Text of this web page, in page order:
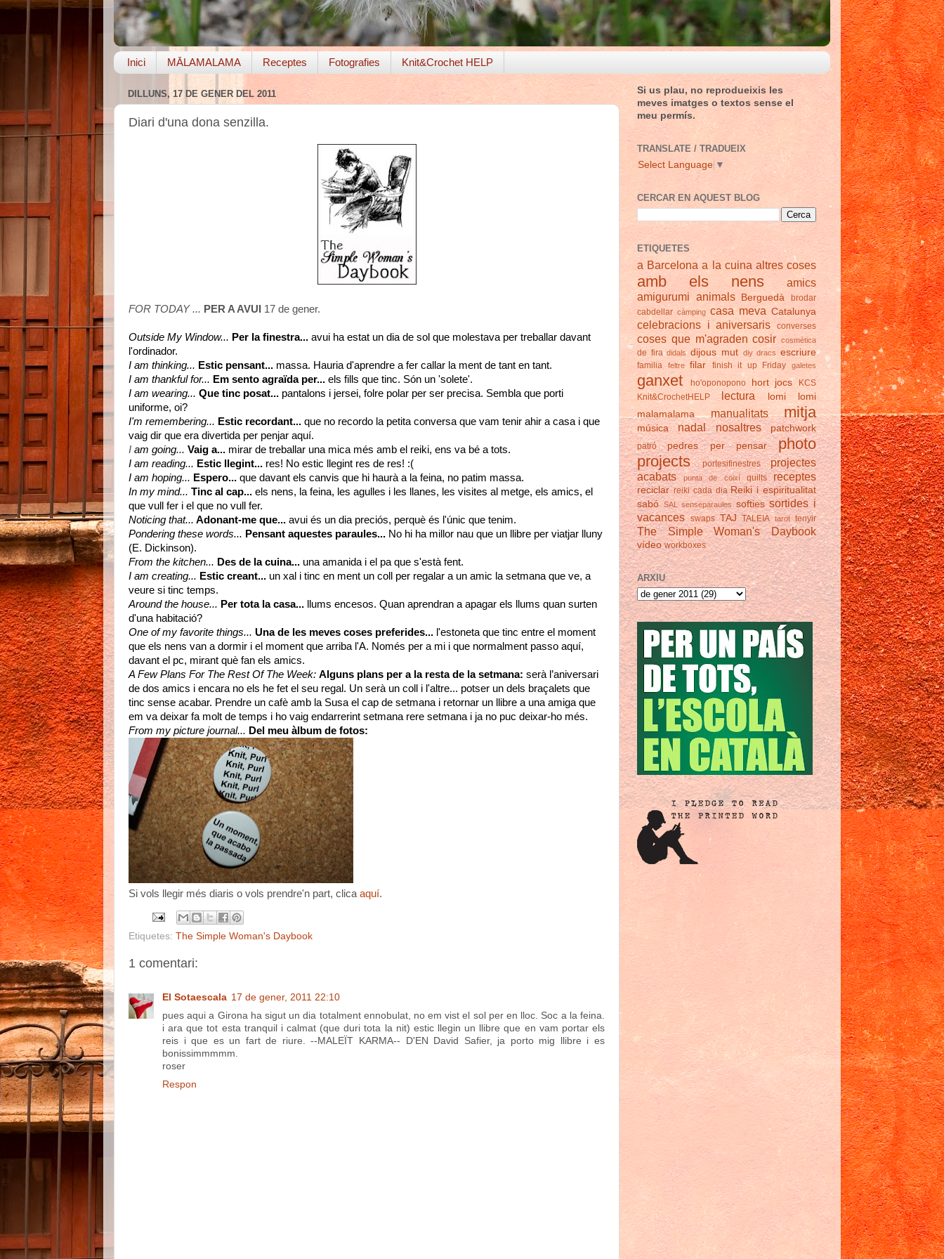
Inici MĀLAMALAMA Receptes Fotografies Knit&Crochet HELP
DILLUNS, 17 DE GENER DEL 2011
Diari d'una dona senzilla.
FOR TODAY ... PER A AVUI 17 de gener.
Outside My Window... Per la finestra... avui ha estat un dia de sol que molestava per treballar davant
l'ordinador.
I am thinking... Estic pensant... massa. Hauria d'aprendre a fer callar la ment de tant en tant.
I am thankful for... Em sento agraïda per... els fills que tinc. Són un 'solete'.
I am wearing... Que tinc posat... pantalons i jersei, folre polar per ser precisa. Sembla que porti
uniforme, oi?
I'm remembering... Estic recordant... que no recordo la petita conversa que vam tenir ahir a casa i que
vaig dir que era divertida per penjar aquí.
I am going... Vaig a... mirar de treballar una mica més amb el reiki, ens va bé a tots.
I am reading... Estic llegint... res! No estic llegint res de res! :(
I am hoping... Espero... que davant els canvis que hi haurà a la feina, no patim massa.
In my mind... Tinc al cap... els nens, la feina, les agulles i les llanes, les visites al metge, els amics, el
que vull fer i el que no vull fer.
Noticing that... Adonant-me que... avui és un dia preciós, perquè és l'únic que tenim.
Pondering these words... Pensant aquestes paraules... No hi ha millor nau que un llibre per viatjar lluny
(E. Dickinson).
From the kitchen... Des de la cuina... una amanida i el pa que s'està fent.
I am creating... Estic creant... un xal i tinc en ment un coll per regalar a un amic la setmana que ve, a
veure si tinc temps.
Around the house... Per tota la casa... llums encesos. Quan aprendran a apagar els llums quan surten
d'una habitació?
One of my favorite things... Una de les meves coses preferides... l'estoneta que tinc entre el moment
que els nens van a dormir i el moment que arriba l'A. Només per a mi i que normalment passo aquí,
davant el pc, mirant què fan els amics.
A Few Plans For The Rest Of The Week: Alguns plans per a la resta de la setmana: serà l’aniversari
de dos amics i encara no els he fet el seu regal. Un serà un coll i l'altre... potser un dels braçalets que
tinc sense acabar. Prendre un cafè amb la Susa el cap de setmana i retornar un llibre a una amiga que
em va deixar fa molt de temps i ho vaig endarrerint setmana rere setmana i ja no puc deixar-ho més.
From my picture journal... Del meu àlbum de fotos:
Si vols llegir més diaris o vols prendre'n part, clica aquí.
Etiquetes: The Simple Woman's Daybook
1 comentari:
El Sotaescala 17 de gener, 2011 22:10
pues aqui a Girona ha sigut un dia totalment ennobulat, no em vist el sol per en lloc. Soc a la feina.
i ara que tot esta tranquil i calmat (que duri tota la nit) estic llegin un llibre que en vam portar els
reis i que es un fart de riure. --MALEÏT KARMA-- D'EN David Safier, ja porto mig llibre i es
bonissimmmmm.
roser
Respon
Si us plau, no reprodueixis les
meves imatges o textos sense el
meu permís.
TRANSLATE / TRADUEIX
Select Language ▼
CERCAR EN AQUEST BLOG
ETIQUETES
a Barcelona a la cuina altres coses
amb els nens
amics
amigurumi animals Berguedà
brodar
cabdellar càmping casa meva Catalunya
celebracions i aniversaris converses
coses que m'agraden cosir cosmètica
de fira didals dijous mut diy dracs escriure
familia feltre filar finish it up Friday galetes
ganxet ho'oponopono hort jocs
KCS
Knit&CrochetHELP
lectura
lomi lomi
malamalama
manualitats mitja
música nadal nosaltres patchwork
patró pedres per pensar
photo
projects
portesifinestres
projectes
acabats
punta de coixí quilts receptes
reciclar reiki cada dia Reiki i espiritualitat
sabó SAL senseparaules softies sortides i
vacances swaps TAJ TALEIA tarot tenyir
The Simple Woman's Daybook
vídeo workboxes
ARXIU